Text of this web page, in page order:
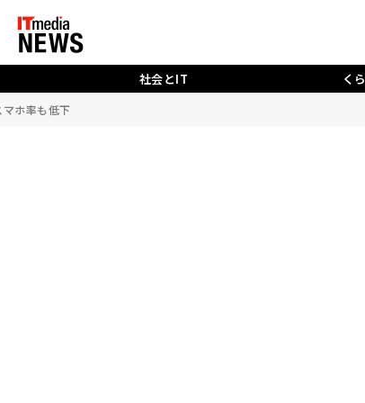
社会とIT く
ホ率も低下